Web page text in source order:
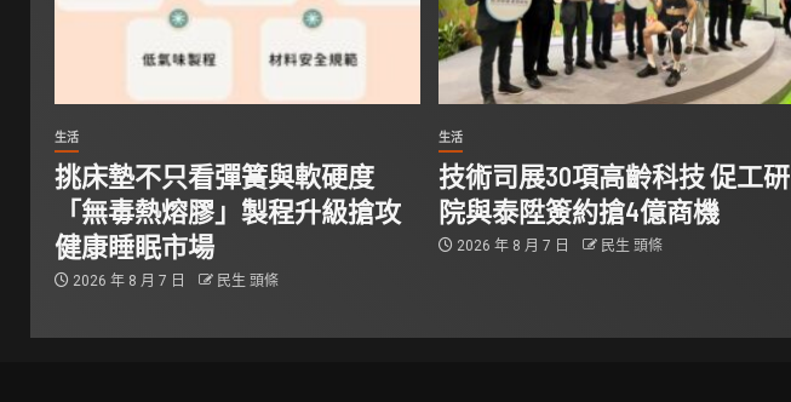
生活
挑床墊不只看彈簧與軟硬度
「無毒熱熔膠」製程升級搶攻
健康睡眠市場
2026 年 8 月 7 日 民生 頭條
生活
技術司展30項高齡科技 促工研
院與泰陞簽約搶4億商機
2026 年 8 月 7 日 民生 頭條